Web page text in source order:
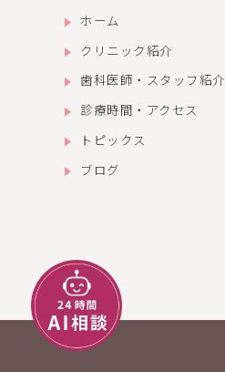
ホーム
クリニック紹介
歯科医師・スタッフ紹介
診療時間・アクセス
トピックス
ブログ